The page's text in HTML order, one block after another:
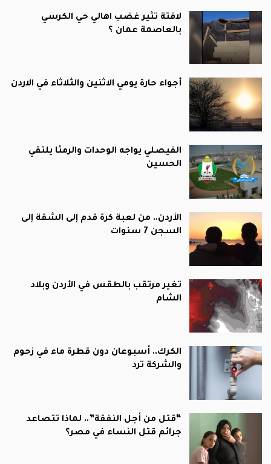
لافتة تثير غضب اهالي حي الكرسي
بالعاصمة عمان ؟
أجواء حارة يومي الاثنين والثلاثاء في الاردن
الفيصلي يواجه الوحدات والرمثا يلتقي
الحسين
الأردن.. من لعبة كرة قدم إلى الشقة إلى
السجن 7 سنوات
تغير مرتقب بالطقس في الأردن وبلاد
الشام
الكرك.. أسبوعان دون قطرة ماء في زحوم
والشركة ترد
“قتل من أجل النفقة”.. لماذا تتصاعد
جرائم قتل النساء في مصر؟